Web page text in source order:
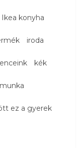
Ikea konyha
iroda
kék
ez a gyerek